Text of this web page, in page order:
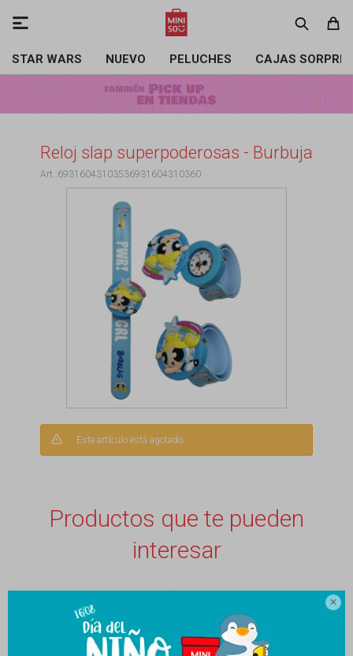

STAR WARS NUEVO PELUCHES CAJAS

Reloj slap superpoderosas - Burbuja
69316043103536931604310360
Este artículo está agotado.
Productos que te pueden
interesar